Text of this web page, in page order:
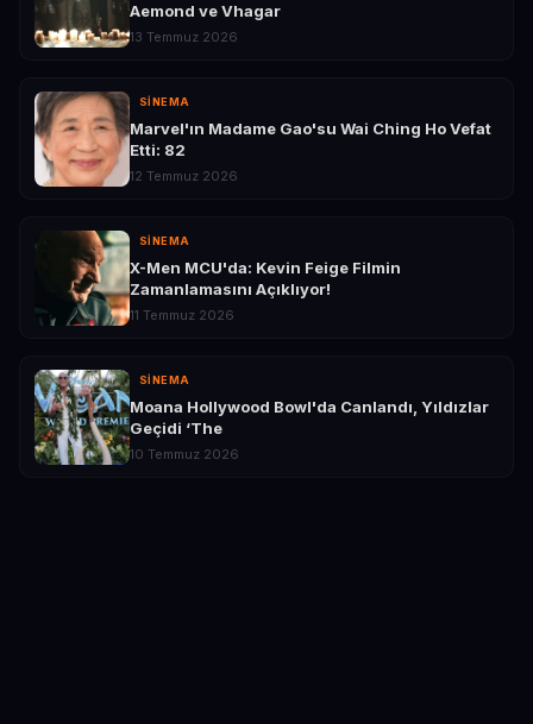
Aemond ve Vhagar
13 Temmuz 2026
SINEMA
Marvel'ın Madame Gao'su Wai Ching Ho Vefat
Etti: 82
12 Temmuz 2026
SINEMA
X-Men MCU'da: Kevin Feige Filmin
Zamanlamasını Açıklıyor!
11 Temmuz 2026
SINEMA
Moana Hollywood Bowl'da Canlandı, Yıldızlar
Geçidi ‘The
10 Temmuz 2026